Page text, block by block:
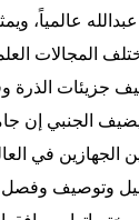
عالمياً،
المجالات
جزيئات الذرة
الجنبي إن
في
وتوصيف